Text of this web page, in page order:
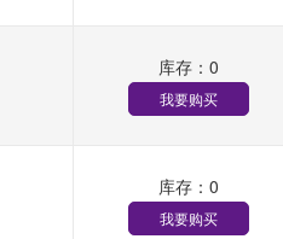
库存： 0
我要购买
库存： 0
我要购买